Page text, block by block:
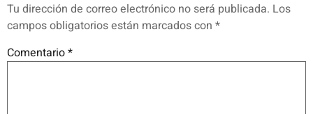
Tu dirección de correo electrónico no será publicada. Los
campos obligatorios están marcados con *
Comentario*